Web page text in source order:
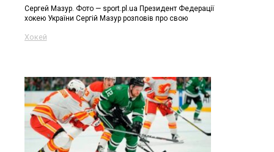
Сергей Мазур. Фото — sport.pl.ua Президент Федерації
хокею України Сергій Мазур розповів про свою
Хокей